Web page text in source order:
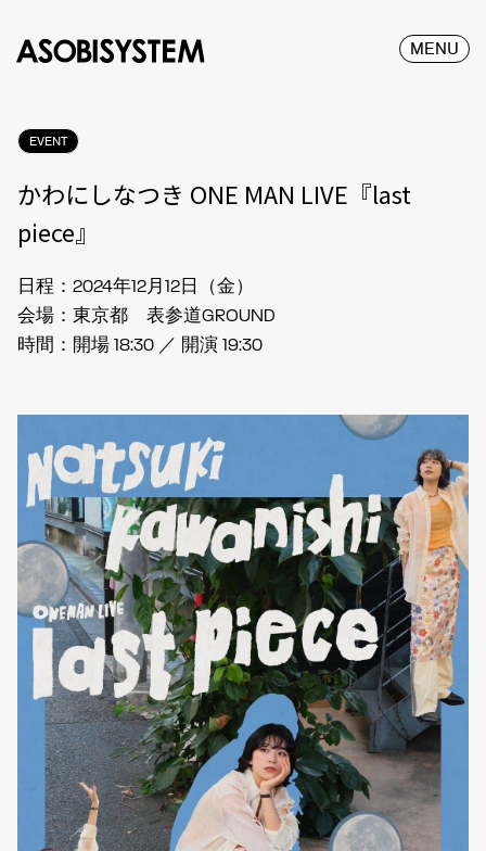
MENU
EVENT
かわにしなつき ONE MAN LIVE『last
piece』
日程：2024年12月12日（金）
会場：東京都 表参道GROUND
時間：開場 18:30 ／ 開演 19:30